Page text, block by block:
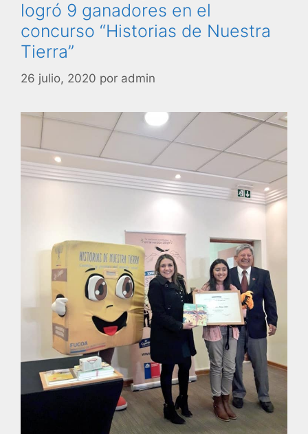
logró 9 ganadores en el
concurso “Historias de Nuestra
Tierra”
26 julio, 2020 por admin